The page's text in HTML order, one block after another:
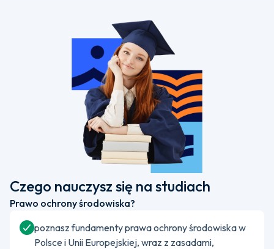
Czego nauczysz się na studiach
Prawo ochrony środowiska?
poznasz fundamenty prawa ochrony środowiska w
Polsce i Unii Europejskiej, wraz z zasadami,